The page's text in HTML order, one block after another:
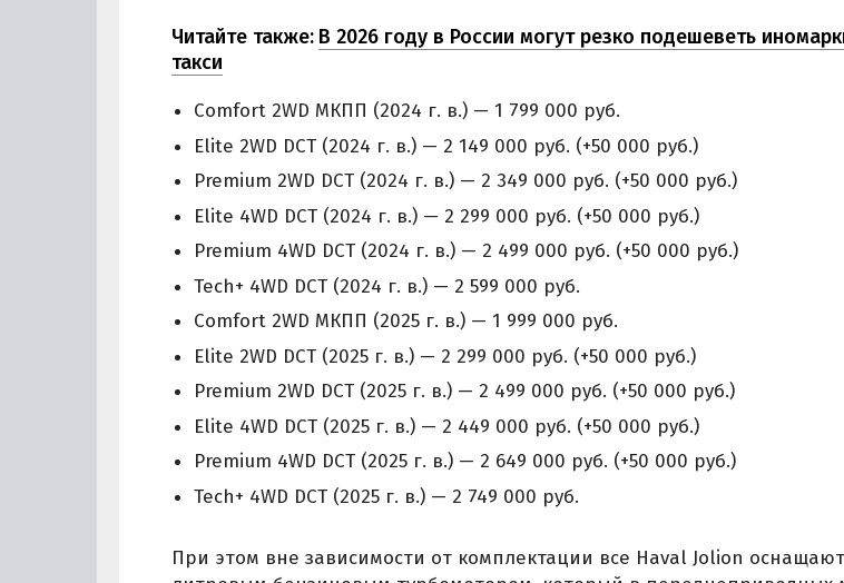
Читайте также: В 2026 году в России могут резко подешеветь
такси
Comfort 2WD МКПП (2024 г. в.) — 1 799 000 руб.
Elite 2WD DCT (2024 г. в.) — 2 149 000 руб. (+50 000 руб.)
Premium 2WD DCT (2024 г. в.) — 2 349 000 руб. (+50 000 руб.)
Elite 4WD DCT (2024 г. в.) — 2 299 000 руб. (+50 000 руб.)
Premium 4WD DCT (2024 г. в.) — 2 499 000 руб. (+50 000 руб.)
Tech+ 4WD DCT (2024 г. в.) — 2 599 000 руб.
Comfort 2WD МКПП (2025 г. в.) — 1 999 000 руб.
Elite 2WD DCT (2025 г. в.) — 2 299 000 руб. (+50 000 руб.)
Premium 2WD DCT (2025 г. в.) — 2 499 000 руб. (+50 000 руб.)
Elite 4WD DCT (2025 г. в.) — 2 449 000 руб. (+50 000 руб.)
Premium 4WD DCT (2025 г. в.) — 2 649 000 руб. (+50 000 руб.)
Tech+ 4WD DCT (2025 г. в.) — 2 749 000 руб.
При этом вне зависимости от комплектации все Haval Jolion